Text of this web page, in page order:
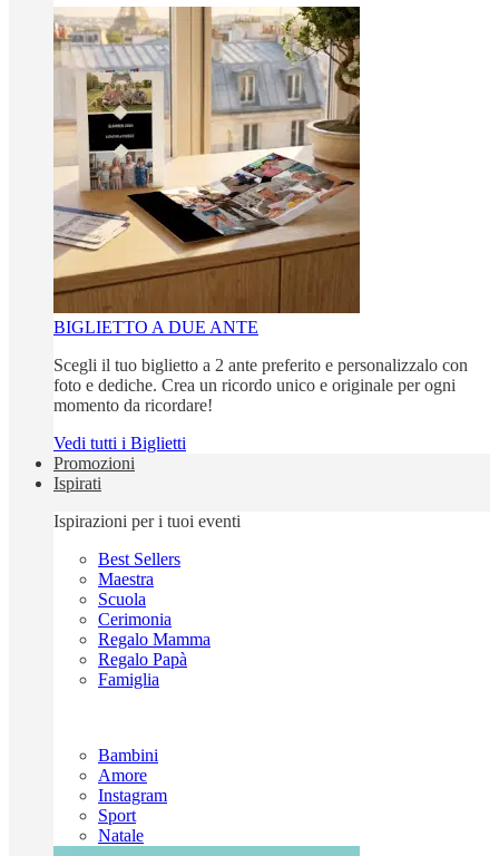
BIGLIETTO A DUE ANTE
Scegli il tuo biglietto a 2 ante preferito e personalizzalo con
foto e dediche. Crea un ricordo unico e originale per ogni
momento da ricordare!
Vedi tutti i Biglietti
Promozioni
Ispirati
Ispirazioni per i tuoi eventi
Best Sellers
Maestra
Scuola
Cerimonia
Regalo Mamma
Regalo Papà
Famiglia
Bambini
Amore
Instagram
Sport
Natale